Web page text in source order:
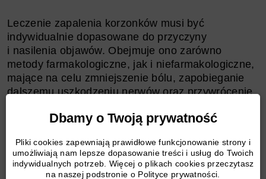
Dbamy o Twoją prywatność
Pliki cookies zapewniają prawidłowe funkcjonowanie strony i
umożliwiają nam lepsze dopasowanie treści i usług do Twoich
indywidualnych potrzeb. Więcej o plikach cookies przeczytasz
na naszej podstronie o Polityce prywatności.
Leczenie zapalenia korzonków musi być
indywidualnie dopasowane do przyczyny
i nasilenia objawów. Obejmuje ono zarówno
metody farmakologiczne, jak i niefarmakologiczne,
mające na celu zmniejszenie bólu, zapobieganie
dalszemu uszkodzeniu nerwów oraz przywrócenie
Leczenie farmakologiczne:
Leki przeciwzapalne niesteroidowe (NLPZ)